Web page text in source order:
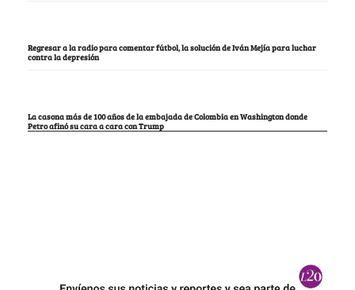
Regresar a la radio para comentar fútbol, la solución de Iván Mejía para luchar
contra la depresión
La casona más de 100 años de la embajada de Colombia en Washington donde
Petro afinó su cara a cara con Trump